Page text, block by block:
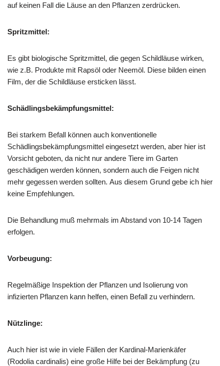
auf keinen Fall die Läuse an den Pflanzen zerdrücken.
Spritzmittel:
Es gibt biologische Spritzmittel, die gegen Schildläuse wirken,
wie z.B. Produkte mit Rapsöl oder Neemöl. Diese bilden einen
Film, der die Schildläuse ersticken lässt.
Schädlingsbekämpfungsmittel:
Bei starkem Befall können auch konventionelle
Schädlingsbekämpfungsmittel eingesetzt werden, aber hier ist
Vorsicht geboten, da nicht nur andere Tiere im Garten
geschädigen werden können, sondern auch die Feigen nicht
mehr gegessen werden sollten. Aus diesem Grund gebe ich hier
keine Empfehlungen.
Die Behandlung muß mehrmals im Abstand von 10-14 Tagen
erfolgen.
Vorbeugung:
Regelmäßige Inspektion der Pflanzen und Isolierung von
infizierten Pflanzen kann helfen, einen Befall zu verhindern.
Nützlinge:
Auch hier ist wie in viele Fällen der Kardinal-Marienkäfer
(Rodolia cardinalis) eine große Hilfe bei der Bekämpfung (zu